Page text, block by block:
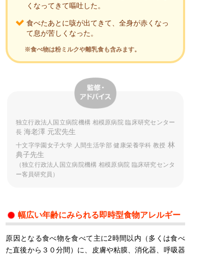
くなってきて嘔吐した。
食べたあとに咳が出てきて、全身が赤くなっ
て息が苦しくなった。
※食べ物は粉ミルクや離乳食も含みます。
独立行政法人国立病院機構 相模原病院 臨床研究センター
長 海老澤 元宏先生
十文字学園女子大学 人間生活学部 健康栄養学科 教授 林
典子先生
（独立行政法人国立病院機構 相模原病院 臨床研究センタ
ー客員研究員）
幅広い年齢にみられる即時型食物アレルギー
原因となる食べ物を食べて主に2時間以内（多くは食べ
た直後から３０分間）に、皮膚や粘膜、消化器、呼吸器